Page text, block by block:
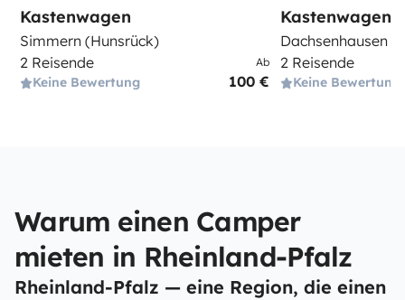
Kastenwagen
Simmern (Hunsrück)
2 Reisende
Keine Bewertung
Ab
100 €
Kastenwagen
Dachsenhausen
2 Reisende
Keine Bewertung
Warum einen Camper
mieten in Rheinland-Pfalz
Rheinland-Pfalz — eine Region, die einen